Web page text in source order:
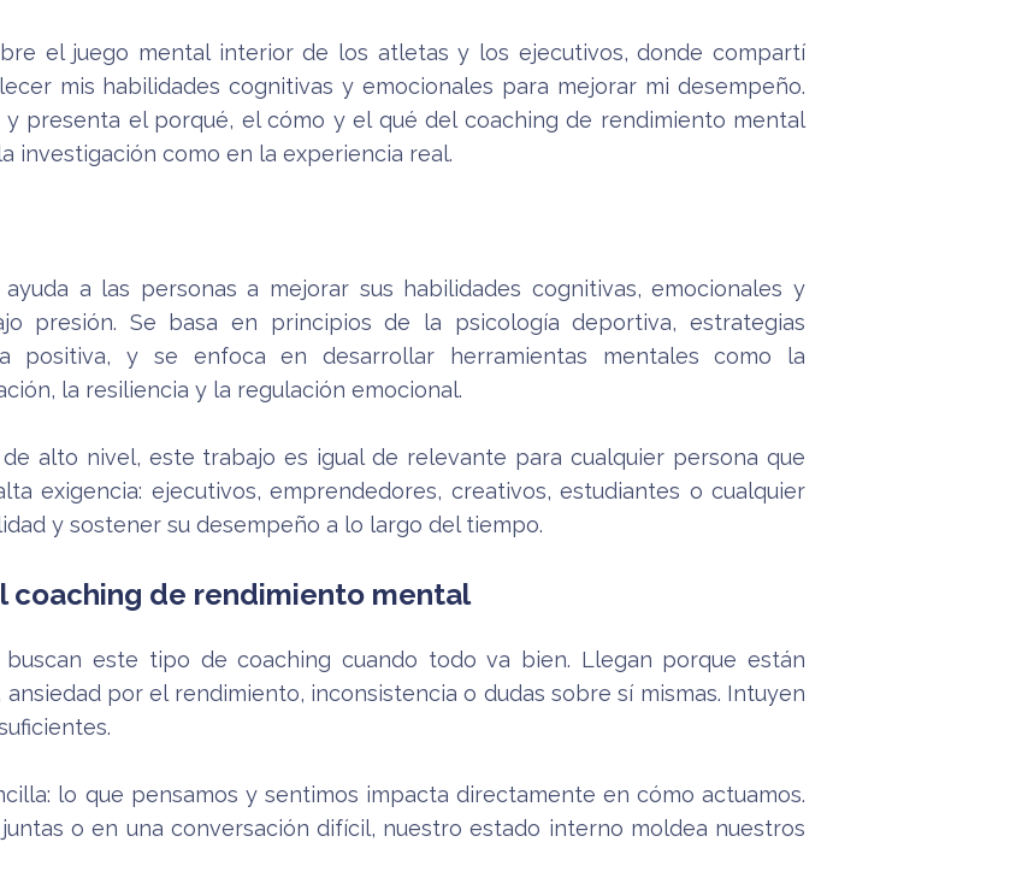
el juego mental interior de los atletas y los ejecutivos, donde compartí
mis habilidades cognitivas y emocionales para mejorar mi desempeño.
presenta el porqué, el cómo y el qué del coaching de rendimiento mental
investigación como en la experiencia real.
a las personas a mejorar sus habilidades cognitivas, emocionales y
presión. Se basa en principios de la psicología deportiva, estrategias
positiva, y se enfoca en desarrollar herramientas mentales como la
la resiliencia y la regulación emocional.
alto nivel, este trabajo es igual de relevante para cualquier persona que
exigencia: ejecutivos, emprendedores, creativos, estudiantes o cualquier
y sostener su desempeño a lo largo del tiempo.
coaching de rendimiento mental
buscan este tipo de coaching cuando todo va bien. Llegan porque están
por el rendimiento, inconsistencia o dudas sobre sí mismas. Intuyen
lo que pensamos y sentimos impacta directamente en cómo actuamos.
o en una conversación difícil, nuestro estado interno moldea nuestros